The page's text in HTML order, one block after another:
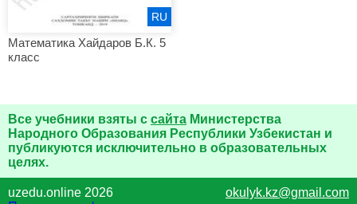
Математика Хайдаров Б.К. 5
класс
RU
Все учебники взяты с сайта Министерства
Народного Образования Республики Узбекистан и
публикуются исключительно в образовательных
целях.
uzedu.online 2026
okulyk.kz@gmail.com